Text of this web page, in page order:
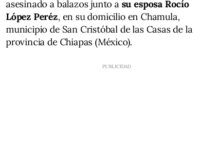
asesinado a balazos junto a su esposa Rocío
López Peréz, en su domicilio en Chamula,
municipio de San Cristóbal de las Casas de la
provincia de Chiapas (México).